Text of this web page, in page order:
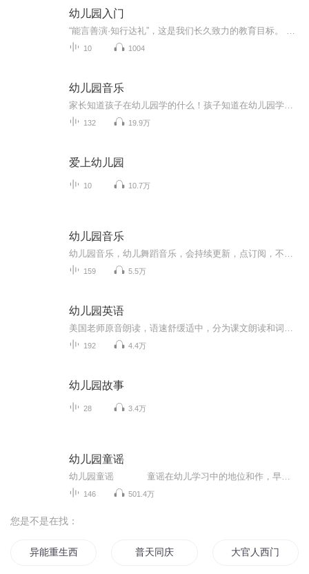
幼儿园入门
10 1004
幼儿园音乐
132 19.9万
爱上幼儿园
10 10.7万
幼儿园音乐
159 5.5万
幼儿园英语
192 4.4万
幼儿园故事
28 3.4万
幼儿园童谣
146 501.4万
您是不是在找：
异能重生西门庆 普天同庆 大官人西门庆